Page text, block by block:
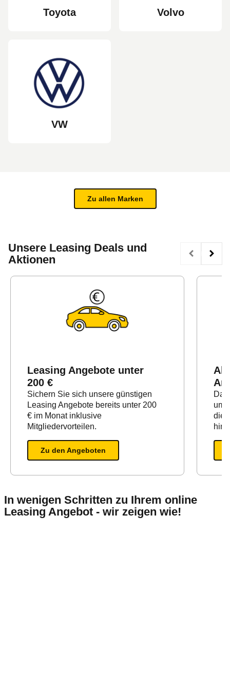
Toyota Volvo
VW
Zu allen Marken
Unsere Leasing Deals und
Aktionen
Leasing Angebote unter
200 €
Sichern Sie sich unsere günstigen
Leasing Angebote bereits unter 200
€ im Monat inklusive
Mitgliedervorteilen.
Zu den Angeboten
Das
die
In wenigen Schritten zu Ihrem online
Leasing Angebot - wir zeigen wie!